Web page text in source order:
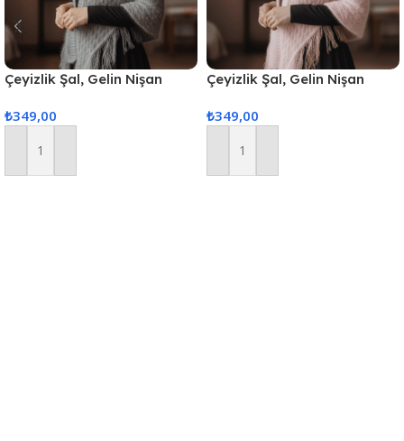
Çeyizlik Şal, Gelin Nişan
₺349,00
Sepete Ekle
Çeyizlik Şal, Gelin Nişan
₺349,00
Sepete Ekle